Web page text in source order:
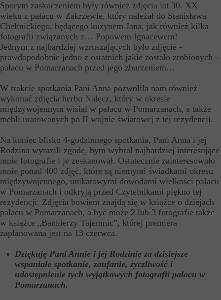
Sporym zaskoczeniem były również zdjęcia lat 30. XX
wieku z pałacu w Zakrzewie, który należał do Stanisława
Chełmickiego, będącego kuzynem Jana, jak również kilka
fotografii związanych z… Popowem Ignacewem!
Jednym z najbardziej wzruszających było zdjęcie -
prawdopodobnie jedno z ostatnich jakie zostało zrobionych -
pałacu w Pomarzanach przed jego zburzeniem…
W trakcie spotkania Pani Anna pozwoliła nam również
wykonać zdjęcia herbu Nałęcz, który w okresie
międzywojennym wisiał w pałacu w Pomarzanach, a także
mebli uratowanych po II wojnie światowej z tej rezydencji.
Na koniec blisko 4-godzinnego spotkania, Pani Anna i jej
Rodzina wyrazili zgodę, bym wybrał najbardziej interesujące
mnie fotografie i je zeskanował. Ostatecznie zainteresowało
mnie ponad 400 zdjęć, które są niemymi świadkami okresu
międzywojennego, unikatowymi dowodami wielkości pałacu
w Pomarzanach i odkryją przed Czytelnikami piękno tej
rezydencji. Zdjęcia bowiem znajdą się w książce o dziejach
pałacu w Pomarzanach, a być może 2 lub 3 fotografie także
w książce „Bankierzy Tajemnic”, której premiera
zaplanowana jest na 13 czerwca.
Dziękuję Pani Annie i jej Rodzinie za dzisiejsze
wspaniałe spotkanie, zaufanie, życzliwość i
udostępnienie tych wyjątkowych fotografii pałacu w
Pomarzanach.